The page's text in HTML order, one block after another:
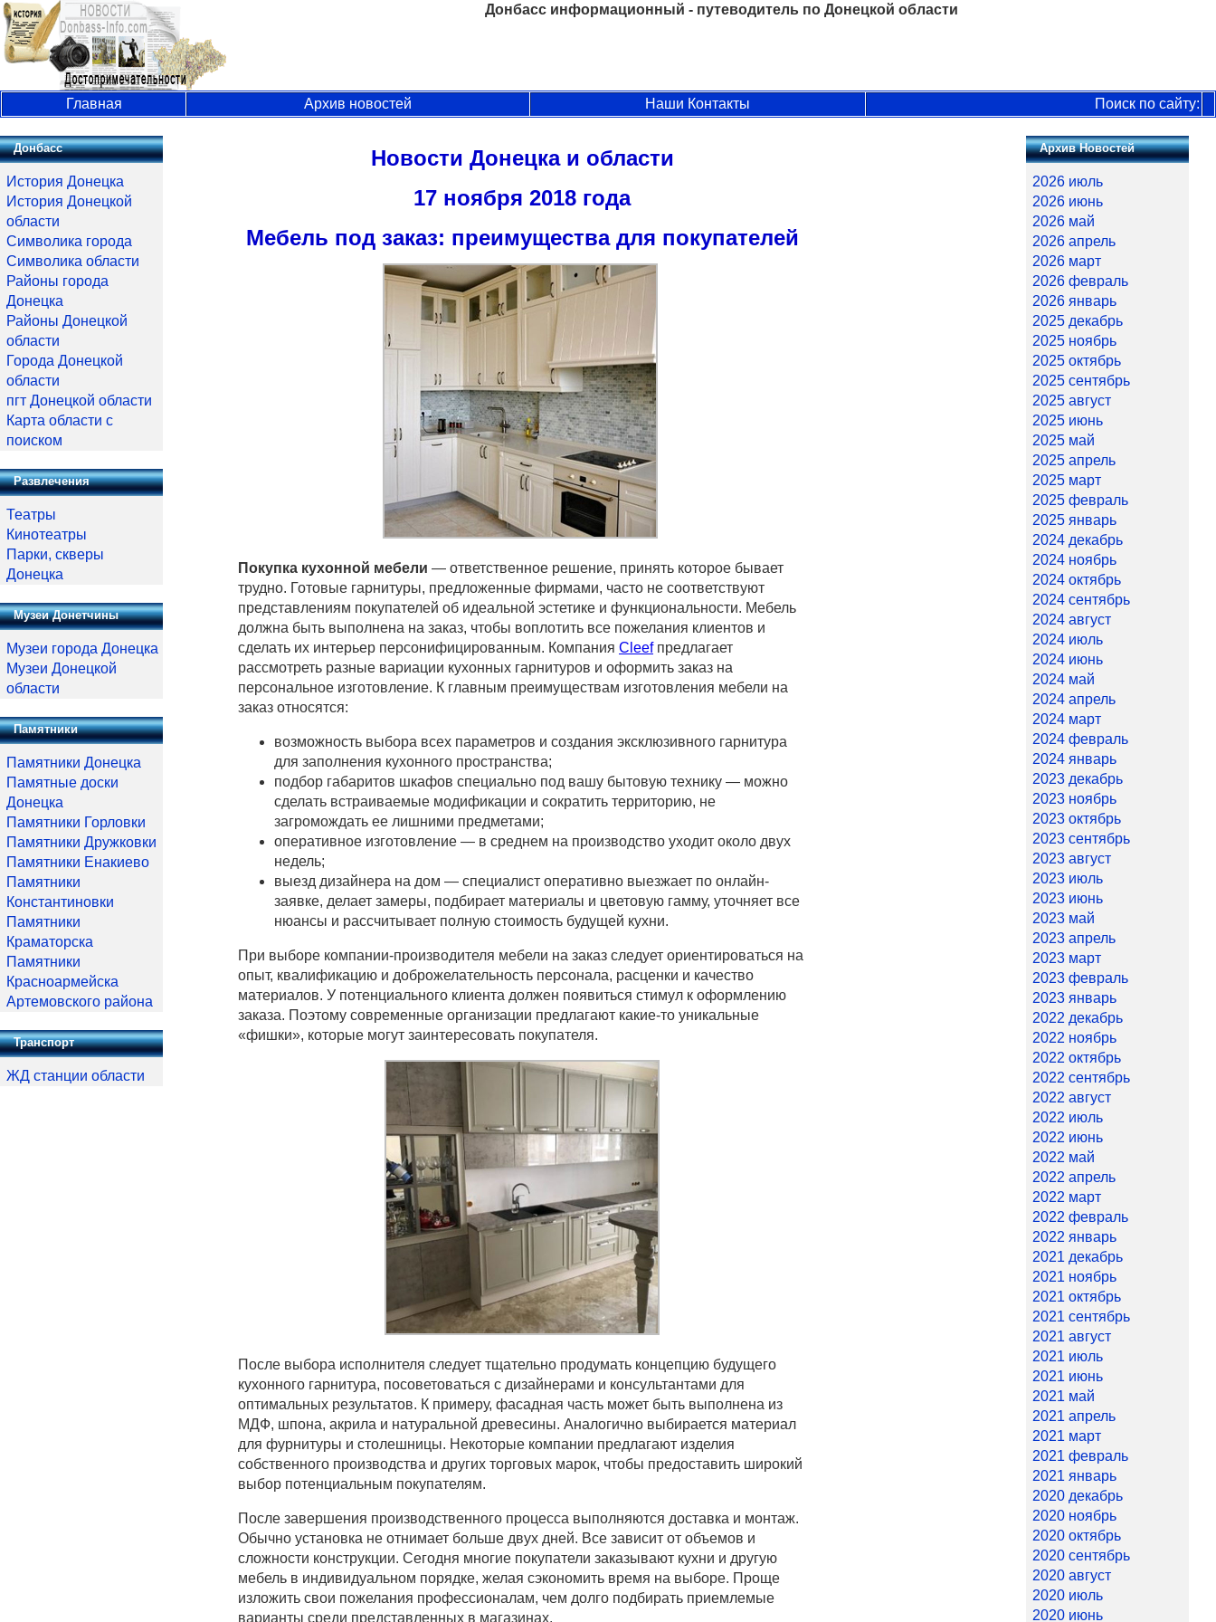
Донбасс информационный - путеводитель по Донецкой области
Главная Архив новостей Наши Контакты Поиск по сайту:
Новости Донецка и области
17 ноября 2018 года
Мебель под заказ: преимущества для покупателей
Покупка кухонной мебели — ответственное решение, принять которое бывает
трудно. Готовые гарнитуры, предложенные фирмами, часто не соответствуют
представлениям покупателей об идеальной эстетике и функциональности. Мебель
должна быть выполнена на заказ, чтобы воплотить все пожелания клиентов и
сделать их интерьер персонифицированным. Компания Cleefпредлагает
рассмотреть разные вариации кухонных гарнитуров и оформить заказ на
персональное изготовление. К главным преимуществам изготовления мебели на
заказ относятся:
возможность выбора всех параметров и создания эксклюзивного гарнитура
для заполнения кухонного пространства;
подбор габаритов шкафов специально под вашу бытовую технику — можно
сделать встраиваемые модификации и сократить территорию, не
загромождать ее лишними предметами;
оперативное изготовление — в среднем на производство уходит около двух
недель;
выезд дизайнера на дом — специалист оперативно выезжает по онлайн-
заявке, делает замеры, подбирает материалы и цветовую гамму, уточняет все
нюансы и рассчитывает полную стоимость будущей кухни.
При выборе компании-производителя мебели на заказ следует ориентироваться на
опыт, квалификацию и доброжелательность персонала, расценки и качество
материалов. У потенциального клиента должен появиться стимул к оформлению
заказа. Поэтому современные организации предлагают какие-то уникальные
«фишки», которые могут заинтересовать покупателя.
После выбора исполнителя следует тщательно продумать концепцию будущего
кухонного гарнитура, посоветоваться с дизайнерами и консультантами для
оптимальных результатов. К примеру, фасадная часть может быть выполнена из
МДФ, шпона, акрила и натуральной древесины. Аналогично выбирается материал
для фурнитуры и столешницы. Некоторые компании предлагают изделия
собственного производства и других торговых марок, чтобы предоставить широкий
выбор потенциальным покупателям.
После завершения производственного процесса выполняются доставка и монтаж.
Обычно установка не отнимает больше двух дней. Все зависит от объемов и
сложности конструкции. Сегодня многие покупатели заказывают кухни и другую
мебель в индивидуальном порядке, желая сэкономить время на выборе. Проще
изложить свои пожелания профессионалам, чем долго подбирать приемлемые
варианты среди представленных в магазинах.
Донбасс
История Донецка
История Донецкой
области
Символика города
Символика области
Районы города
Донецка
Районы Донецкой
области
Города Донецкой
области
пгт Донецкой области
Карта области с
поиском
Развлечения
Театры
Кинотеатры
Парки, скверы
Донецка
Музеи Донетчины
Музеи города Донецка
Музеи Донецкой
области
Памятники
Памятники Донецка
Памятные доски
Донецка
Памятники Горловки
Памятники Дружковки
Памятники Енакиево
Памятники
Константиновки
Памятники
Краматорска
Памятники
Красноармейска
Артемовского района
Транспорт
ЖД станции области
Архив Новостей
2026 июль
2026 июнь
2026 май
2026 апрель
2026 март
2026 февраль
2026 январь
2025 декабрь
2025 ноябрь
2025 октябрь
2025 сентябрь
2025 август
2025 июнь
2025 май
2025 апрель
2025 март
2025 февраль
2025 январь
2024 декабрь
2024 ноябрь
2024 октябрь
2024 сентябрь
2024 август
2024 июль
2024 июнь
2024 май
2024 апрель
2024 март
2024 февраль
2024 январь
2023 декабрь
2023 ноябрь
2023 октябрь
2023 сентябрь
2023 август
2023 июль
2023 июнь
2023 май
2023 апрель
2023 март
2023 февраль
2023 январь
2022 декабрь
2022 ноябрь
2022 октябрь
2022 сентябрь
2022 август
2022 июль
2022 июнь
2022 май
2022 апрель
2022 март
2022 февраль
2022 январь
2021 декабрь
2021 ноябрь
2021 октябрь
2021 сентябрь
2021 август
2021 июль
2021 июнь
2021 май
2021 апрель
2021 март
2021 февраль
2021 январь
2020 декабрь
2020 ноябрь
2020 октябрь
2020 сентябрь
2020 август
2020 июль
2020 июнь